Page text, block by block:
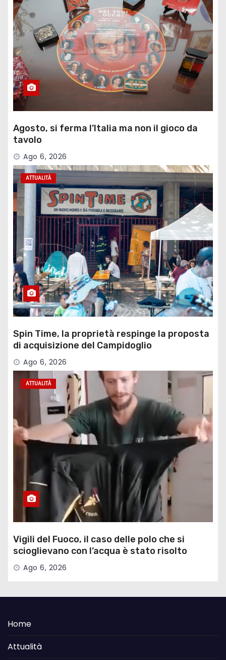
Agosto, si ferma l’Italia ma non il gioco da
tavolo
Ago 6, 2026
ATTUALITÀ
Spin Time, la proprietà respinge la proposta
di acquisizione del Campidoglio
Ago 6, 2026
ATTUALITÀ
Vigili del Fuoco, il caso delle polo che si
scioglievano con l’acqua è stato risolto
Ago 6, 2026
Home
Attualità